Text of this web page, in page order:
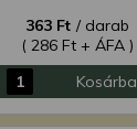
363 Ft / darab
( 286 Ft + ÁFA )
Kosárba